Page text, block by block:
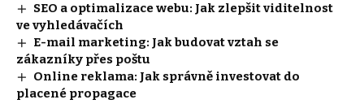
SEO a optimalizace webu: Jak zlepšit viditelnost
ve vyhledávačích
E-mail marketing: Jak budovat vztah se
zákazníky přes poštu
Online reklama: Jak správně investovat do
placené propagace